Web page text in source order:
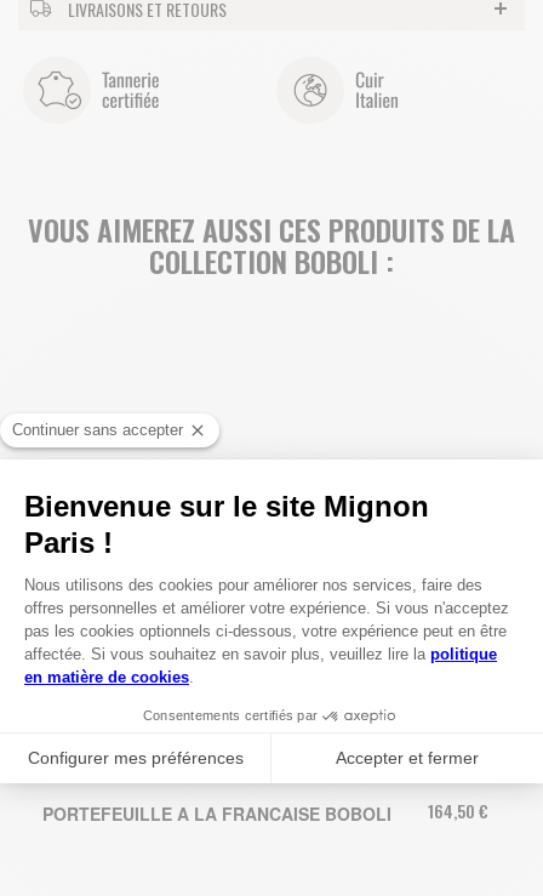
LIVRAISONS ET RETOURS
VOUS AIMEREZ AUSSI CES PRODUITS DE LA
COLLECTION BOBOLI :
PORTEFEUILLE A LA FRANCAISE BOBOLI 164,50 €